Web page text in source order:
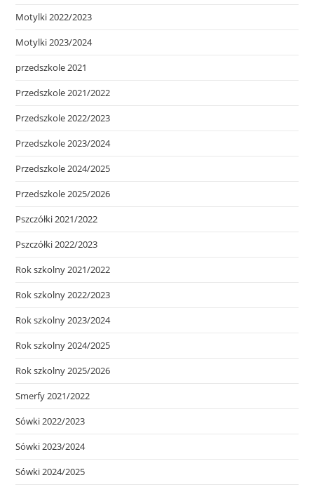
Motylki 2022/2023
Motylki 2023/2024
przedszkole 2021
Przedszkole 2021/2022
Przedszkole 2022/2023
Przedszkole 2023/2024
Przedszkole 2024/2025
Przedszkole 2025/2026
Pszczółki 2021/2022
Pszczółki 2022/2023
Rok szkolny 2021/2022
Rok szkolny 2022/2023
Rok szkolny 2023/2024
Rok szkolny 2024/2025
Rok szkolny 2025/2026
Smerfy 2021/2022
Sówki 2022/2023
Sówki 2023/2024
Sówki 2024/2025